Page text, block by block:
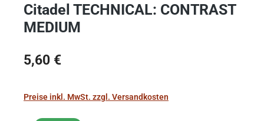
Citadel TECHNICAL: CONTRAST
MEDIUM
Regulärer Preis:
5,60 €
Preise inkl. MwSt. zzgl. Versandkosten